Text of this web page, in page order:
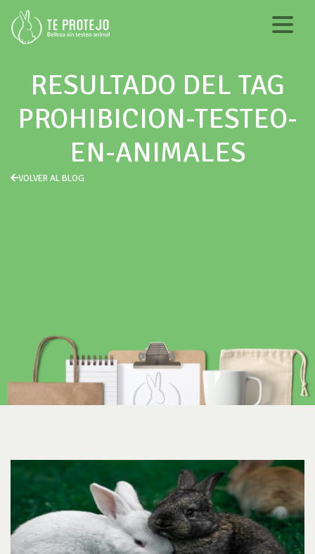
RESULTADO DEL TAG
PROHIBICION-TESTEO-
EN-ANIMALES
VOLVER AL BLOG